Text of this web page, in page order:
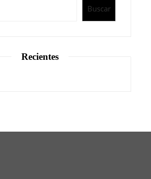
Buscar
Recientes